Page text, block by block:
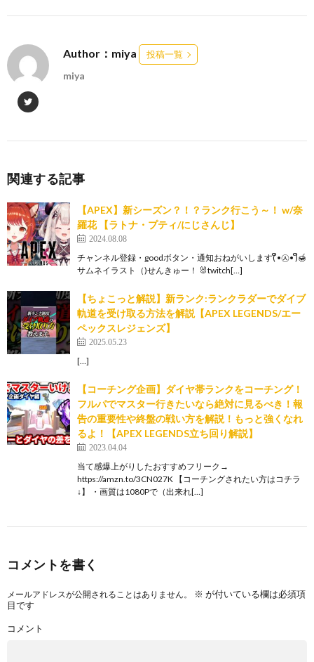
Author：miya 投稿一覧
miya
関連する記事
【APEX】新シーズン？！？ランク行こう～！ w/奈
羅花 【ラトナ・プティ/にじさんじ】
2024.08.08
チャンネル登録・goodボタン・通知おねがいします( ິ•㉦• )ິ🍯
サムネイラスト（)せんきゅー！ 🐰twitch[…]
【ちょこっと解説】新ランク:ランクラダーでダイブ
軌道を受け取る方法を解説【APEX LEGENDS/エー
ペックスレジェンズ】
2025.05.23
[…]
【コーチング企画】ダイヤ帯ランクをコーチング！
フルパでマスター行きたいなら絶対に見るべき！報
告の重要性や終盤の戦い方を解説！もっと強くなれ
るよ！【APEX LEGENDS立ち回り解説】
2023.04.04
当て感爆上がりしたおすすめフリーク→
https://amzn.to/3CN027K 【コーチングされたい方はコチラ
↓】 ・画質は1080Pで（出来れ[…]
コメントを書く
メールアドレスが公開されることはありません。 ※ が付いている欄は必須項
目です
コメント